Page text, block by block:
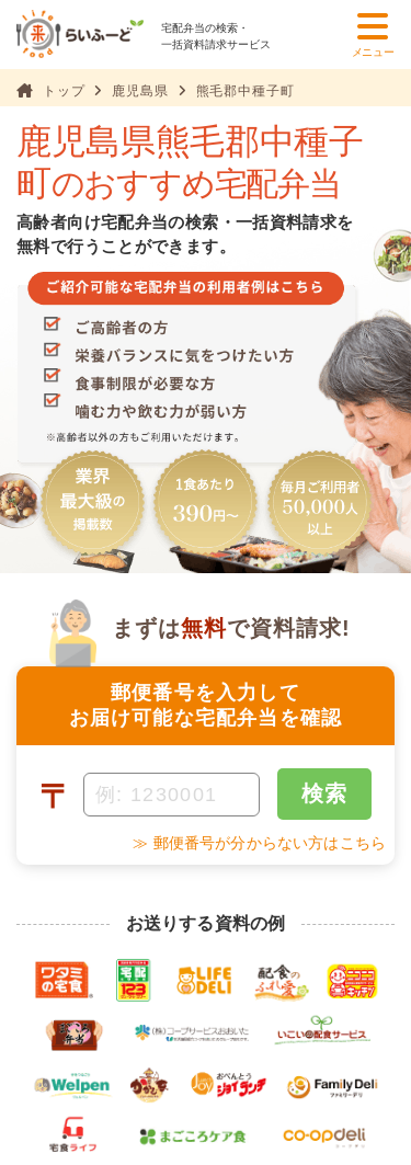
宅配弁当の検索・
一括資料請求サービス
メニュー
トップ 鹿児島県 熊毛郡中種子町
鹿児島県熊毛郡中種子
町のおすすめ宅配弁当
高齢者向け宅配弁当の検索・一括資料請求を
無料で行うことができます。
郵便番号を入力して
お届け可能な宅配弁当を確認
まずは無料で資料請求!
〒 検索
≫ 郵便番号が分からない方はこちら
お送りする資料の例